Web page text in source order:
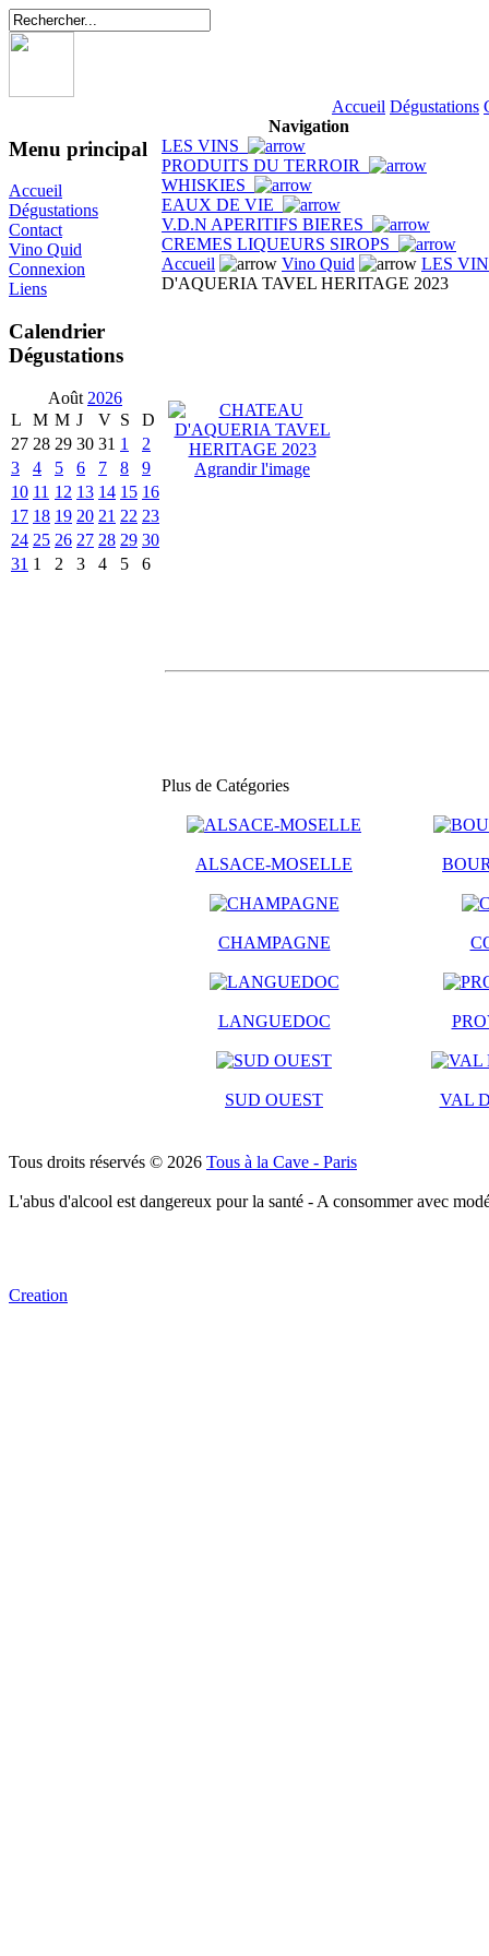
Accueil Dégustations
Menu principal
Accueil
Dégustations
Contact
Vino Quid
Connexion
Liens
Calendrier
Dégustations
Août 2026
L
M M J V S
D
27 28 29 30 31 1
2
3
4 5 6 7 8
9
10 11 12 13 14 15 16
17 18 19 20 21 22 23
24 25 26 27 28 29 30
31 1 2 3 4 5 6
Navigation
LES VINS
PRODUITS DU TERROIR
WHISKIES
EAUX DE VIE
V.D.N APERITIFS BIERES
CREMES LIQUEURS SIROPS
Accueil
Vino Quid
LES
D'AQUERIA TAVEL HERITAGE 2023
Agrandir l'image
Plus de Catégories
ALSACE-MOSELLE
CHAMPAGNE
LANGUEDOC
SUD OUEST VAL
Tous droits réservés © 2026 Tous à la Cave - Paris
L'abus d'alcool est dangereux pour la santé - A consommer avec
Creation